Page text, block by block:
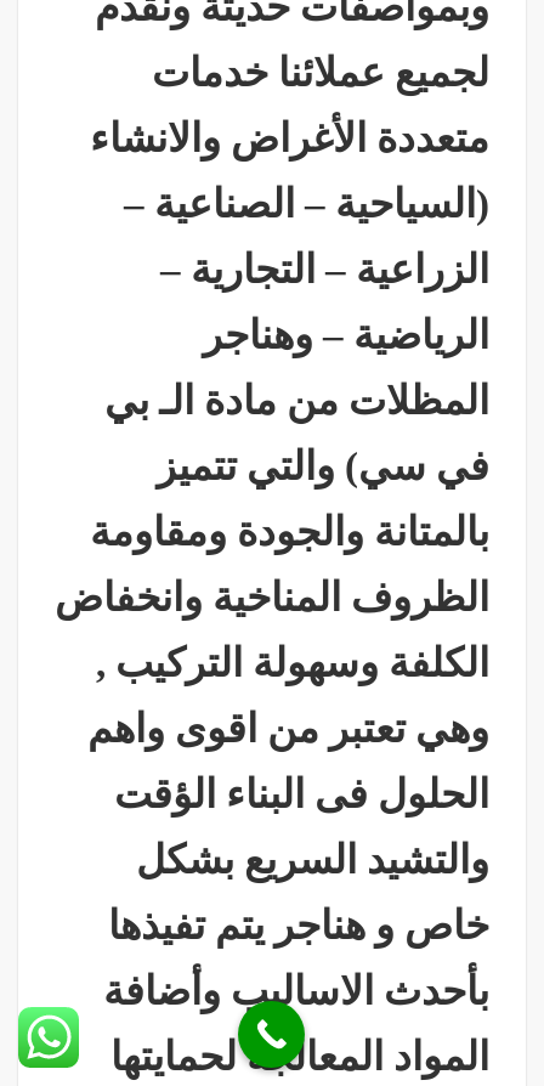
لجميع عملائنا خدمات
متعددة الأغراض والانشاء
(السياحية – الصناعية –
الزراعية – التجارية –
الرياضية – وهناجر
المظلات من مادة الـ بي
في سي) والتي تتميز
بالمتانة والجودة ومقاومة
الظروف المناخية وانخفاض
الكلفة وسهولة التركيب ,
وهي تعتبر من اقوى واهم
الحلول فى البناء الؤقت
والتشيد السريع بشكل
خاص و هناجر يتم تفيذها
بأحدث الاساليب وأضافة
المواد المعالجة لحمايتها